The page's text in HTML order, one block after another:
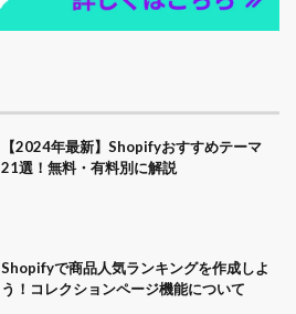
【2024年最新】Shopifyおすすめテーマ
21選！無料・有料別に解説
Shopifyで商品人気ランキングを作成しよ
う！コレクションページ機能について